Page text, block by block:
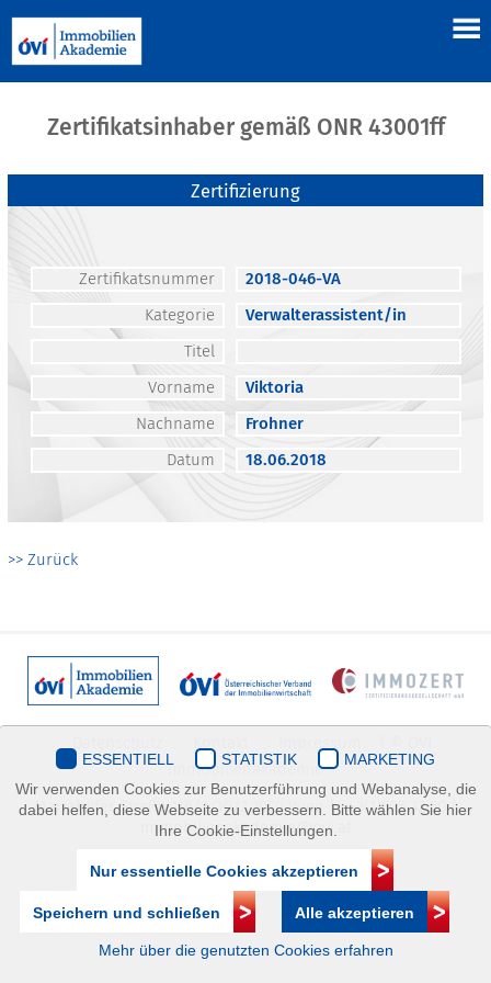
Zertifikatsinhaber gemäß ONR 43001ff
Zertifizierung
Zertifikatsnummer
2018-046-VA
Kategorie
Verwalterassistent/in
Titel
Vorname
Viktoria
Nachname
Frohner
Datum
18.06.2018
>> Zurück
Immobilienakademie
Mariahilfer Straße 116/2.OG/2 1070 Wien | +43(1)505 32 50 |
immobilienakademie@ovi.at
ESSENTIELL STATISTIK
MARKETING
Wir verwenden Cookies zur Benutzerführung und Webanalyse, die
dabei helfen, diese Webseite zu verbessern. Bitte wählen Sie hier
Ihre Cookie-Einstellungen.
Nur essentielle Cookies akzeptieren
Speichern und schließen Alle akzeptieren
Mehr über die genutzten Cookies erfahren